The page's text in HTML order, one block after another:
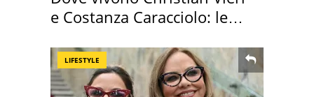
e Costanza Caracciolo: le
LIFESTYLE